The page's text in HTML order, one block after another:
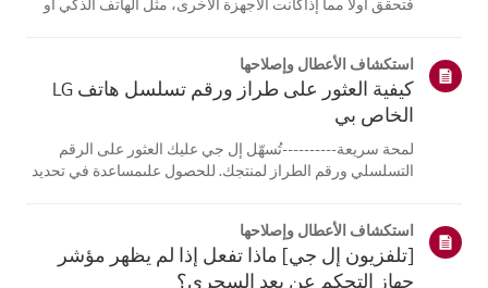
فتحقق أولاً مما إذاكانت الأجهزة الأخرى، مثل الهاتف الذكي أو
تكمن في جها...
استكشاف الأعطال وإصلاحها
كيفية العثور على طراز ورقم تسلسل هاتف LG
الخاص بي
لمحة سريعة----------تُسهّل إل جي عليك العثور على الرقم
التسلسلي ورقم الطراز لمنتجك. للحصول علىمساعدة في تحديد
تختلف الصور أو ا...
استكشاف الأعطال وإصلاحها
[تلفزيون إل جي] ماذا تفعل إذا لم يظهر مؤشر
جهاز التحكم عن بعد السحري؟